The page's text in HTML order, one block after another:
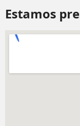
Estamos